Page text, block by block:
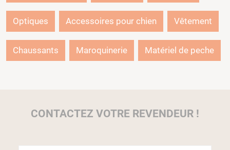
Optiques Accessoires pour chien Vêtement
Chaussants Maroquinerie Matériel de peche
CONTACTEZ VOTRE REVENDEUR !